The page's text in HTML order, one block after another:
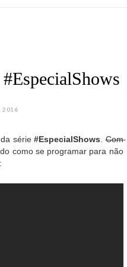
2016
série #EspecialShows . Com
como se programar para não